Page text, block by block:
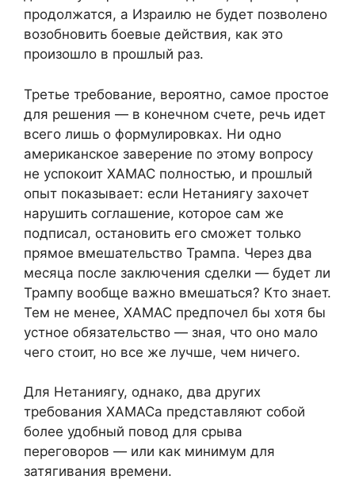
продолжатся, а Израилю не будет позволено
возобновить боевые действия, как это
произошло в прошлый раз.
Третье требование, вероятно, самое простое
для решения — в конечном счете, речь идет
всего лишь о формулировках. Ни одно
американское заверение по этому вопросу
не успокоит ХАМАС полностью, и прошлый
опыт показывает: если Нетаниягу захочет
нарушить соглашение, которое сам же
подписал, остановить его сможет только
прямое вмешательство Трампа. Через два
месяца после заключения сделки — будет ли
Трампу вообще важно вмешаться? Кто знает.
Тем не менее, ХАМАС предпочел бы хотя бы
устное обязательство — зная, что оно мало
чего стоит, но все же лучше, чем ничего.
Для Нетаниягу, однако, два других
требования ХАМАСа представляют собой
более удобный повод для срыва
переговоров — или как минимум для
затягивания времени.